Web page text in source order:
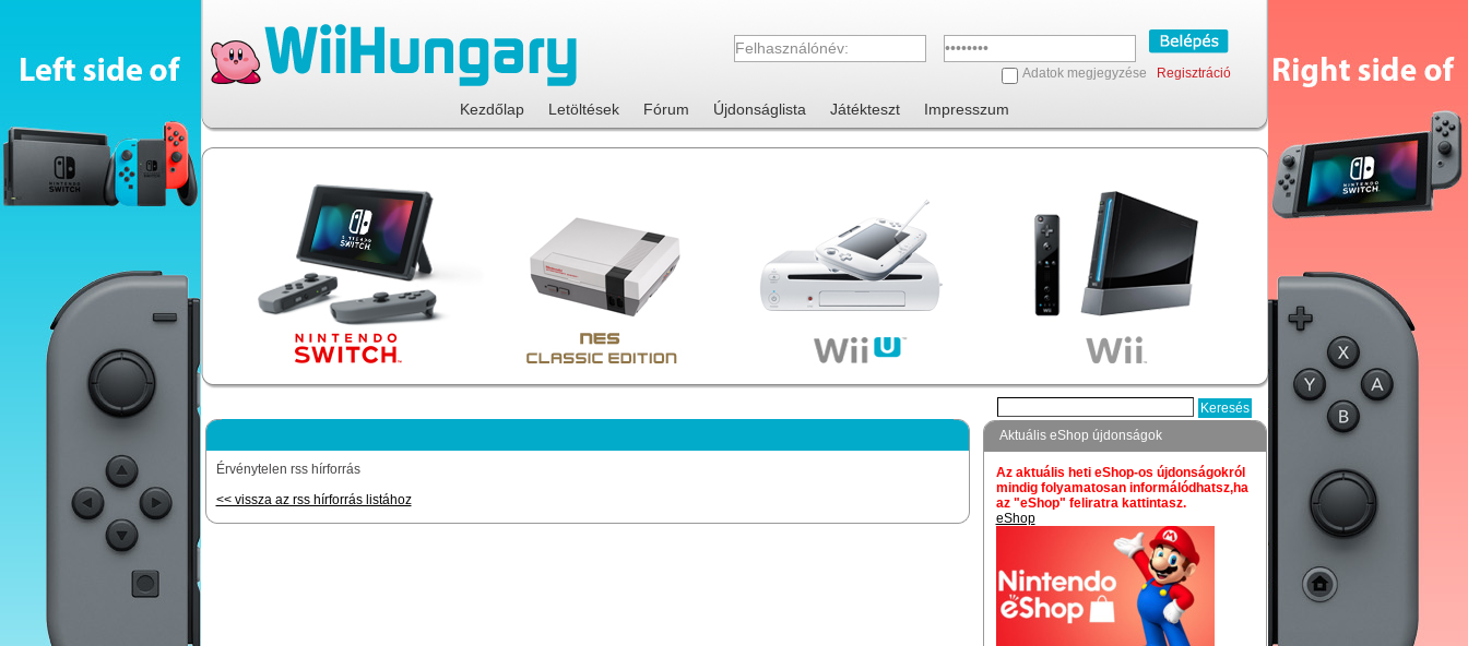
Adatok megjegyzése Regisztráció
Kezdőlap Letöltések Fórum Újdonságlista Játékteszt Impresszum
Érvénytelen rss hírforrás
<< vissza az rss hírforrás listához
Aktuális eShop újdonságok
Az aktuális heti eShop-os újdonságokról
mindig folyamatosan informálódhatsz,ha
az "eShop" feliratra kattintasz.
eShop